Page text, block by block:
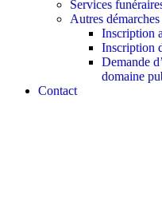
Services
Autres démarches
Inscription
Inscription
Demande
domaine
Contact